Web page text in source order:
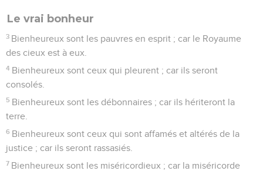
Le vrai bonheur
3 Bienheureux sont les pauvres en esprit ; car le Royaume
des cieux est à eux.
4 Bienheureux sont ceux qui pleurent ; car ils seront
consolés.
5 Bienheureux sont les débonnaires ; car ils hériteront la
terre.
6 Bienheureux sont ceux qui sont affamés et altérés de la
justice ; car ils seront rassasiés.
7 Bienheureux sont les miséricordieux ; car la miséricorde